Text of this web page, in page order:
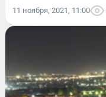
11 ноября, 2021, 11:00